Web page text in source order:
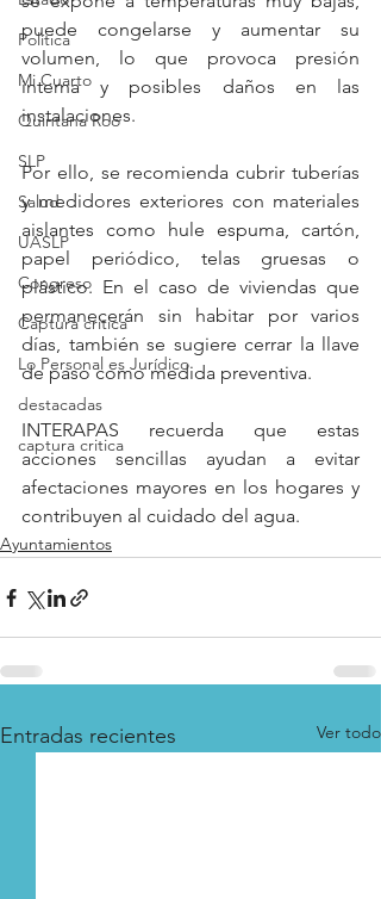
Política
Mi Cuarto
Quintana Roo
SLP
Salud
UASLP
Congreso
Captura critica
Lo Personal es Jurídico
destacadas
captura critica
puede congelarse y aumentar su
volumen, lo que provoca presión
interna y posibles daños en las
instalaciones.
Por ello, se recomienda cubrir tuberías
y medidores exteriores con materiales
aislantes como hule espuma, cartón,
papel periódico, telas gruesas o
plástico. En el caso de viviendas que
permanecerán sin habitar por varios
días, también se sugiere cerrar la llave
de paso como medida preventiva.
INTERAPAS recuerda que estas
acciones sencillas ayudan a evitar
afectaciones mayores en los hogares y
contribuyen al cuidado del agua.
Ayuntamientos
Entradas recientes Ver todo